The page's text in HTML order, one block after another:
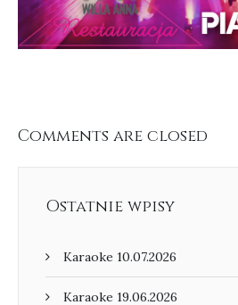
Comments are closed
Ostatnie wpisy
Karaoke 10.07.2026
Karaoke 19.06.2026